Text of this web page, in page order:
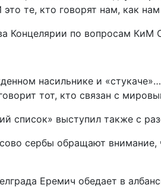
те, кто говорят нам, как
Концелярии по вопросам КиМ
насильнике и
тот, кто связан с
список» выступил также с
сербы обращают внимание,
Еремич обедает в